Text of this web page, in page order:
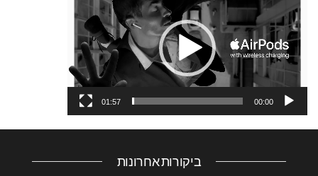
וידאו
00:00
01:57
ביקורות אחרונות